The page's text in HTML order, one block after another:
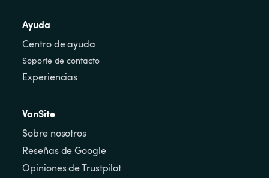
Ayuda
Centro de ayuda
Soporte de contacto
Experiencias
VanSite
Sobre nosotros
Reseñas de Google
Opiniones de Trustpilot